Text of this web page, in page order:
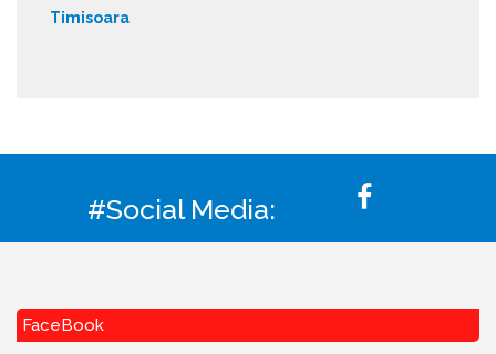
Timisoara
#Social Media:
FaceBook